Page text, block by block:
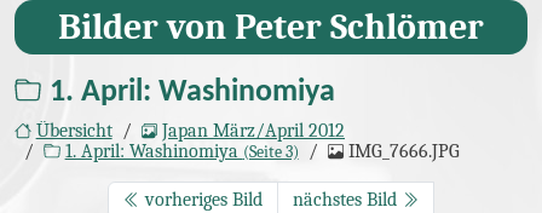
Bilder von Peter Schlömer
1. April: Washinomiya
Übersicht
Japan März/April 2012
1. April: Washinomiya (Seite 3) IMG_7666.JPG
vorheriges Bild
nächstes Bild